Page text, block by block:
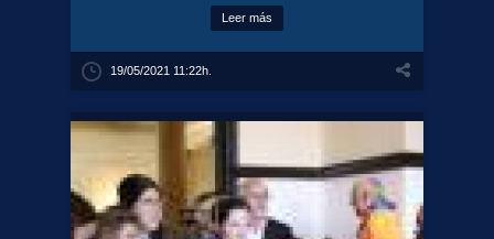
Leer más
19/05/2021 11:22h.